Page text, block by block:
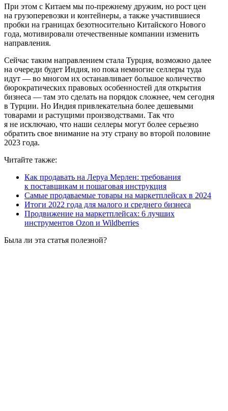
При этом с Китаем мы по-прежнему дружим, но рост цен
на грузоперевозки и контейнеры, а также участившиеся
пробки на границах безотносительно Китайского Нового
года, мотивировали отечественные компании изменить
направления.
Сейчас таким направлением стала Турция, возможно далее
на очереди будет Индия, но пока немногие селлеры туда
идут — во многом их останавливает большое количество
бюрократических правовых особенностей для открытия
бизнеса — там это сделать на порядок сложнее, чем сегодня
в Турции. Но Индия привлекательна более дешевыми
товарами и растущими производствами. Так что
я не исключаю, что наши селлеры могут более серьезно
обратить свое внимание на эту страну во второй половине
2023 года.
Читайте также:
Как продавать на Леруа Мерлен: требования
к поставщикам и пошаговая инструкция
Самые продаваемые товары на маркетплейсах в 2024
Итоги 2022 года для малого и среднего бизнеса
Продвижение на маркетплейсах: 6 лучших
инструментов Ozon и Wildberries
Была ли эта статья полезной?